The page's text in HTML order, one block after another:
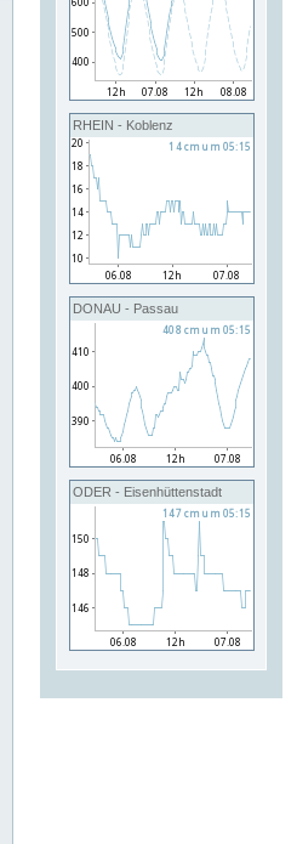
RHEIN - Koblenz
DONAU - Passau
ODER - Eisenhüttenstadt